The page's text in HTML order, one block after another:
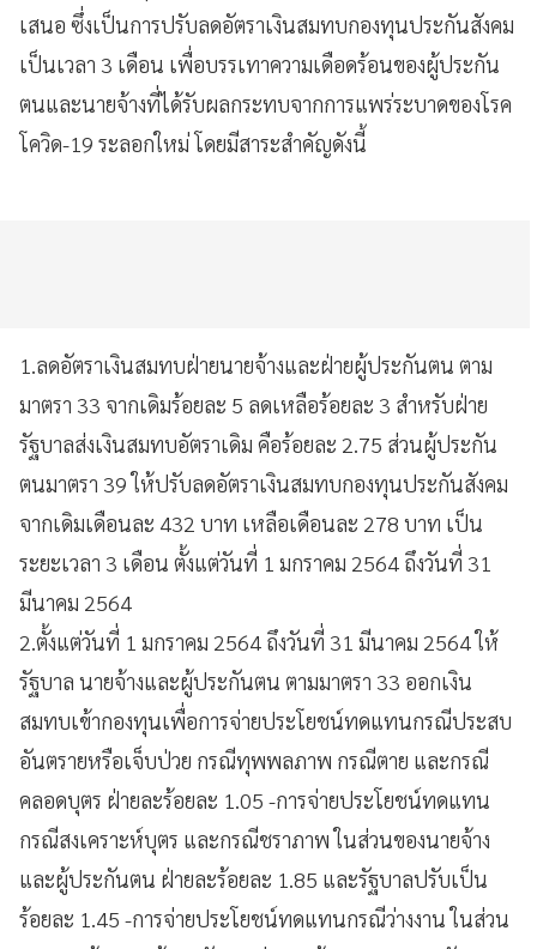
เสนอ ซึ่งเป็นการปรับลดอัตราเงินสมทบกองทุนประกันสังคม
เป็นเวลา 3 เดือน เพื่อบรรเทาความเดือดร้อนของผู้ประกัน
ตนและนายจ้างที่ได้รับผลกระทบจากการแพร่ระบาดของโรค
โควิด-19 ระลอกใหม่ โดยมีสาระสำคัญดังนี้
1.ลดอัตราเงินสมทบฝ่ายนายจ้างและฝ่ายผู้ประกันตน ตาม
มาตรา 33 จากเดิมร้อยละ 5 ลดเหลือร้อยละ 3 สำหรับฝ่าย
รัฐบาลส่งเงินสมทบอัตราเดิม คือร้อยละ 2.75 ส่วนผู้ประกัน
ตนมาตรา 39 ให้ปรับลดอัตราเงินสมทบกองทุนประกันสังคม
จากเดิมเดือนละ 432 บาท เหลือเดือนละ 278 บาท เป็น
ระยะเวลา 3 เดือน ตั้งแต่วันที่ 1 มกราคม 2564 ถึงวันที่ 31
มีนาคม 2564
2.ตั้งแต่วันที่ 1 มกราคม 2564 ถึงวันที่ 31 มีนาคม 2564 ให้
รัฐบาล นายจ้างและผู้ประกันตน ตามมาตรา 33 ออกเงิน
สมทบเข้ากองทุนเพื่อการจ่ายประโยชน์ทดแทนกรณีประสบ
อันตรายหรือเจ็บป่วย กรณีทุพพลภาพ กรณีตาย และกรณี
คลอดบุตร ฝ่ายละร้อยละ 1.05 -การจ่ายประโยชน์ทดแทน
กรณีสงเคราะห์บุตร และกรณีชราภาพ ในส่วนของนายจ้าง
และผู้ประกันตน ฝ่ายละร้อยละ 1.85 และรัฐบาลปรับเป็น
ร้อยละ 1.45 -การจ่ายประโยชน์ทดแทนกรณีว่างงาน ในส่วน